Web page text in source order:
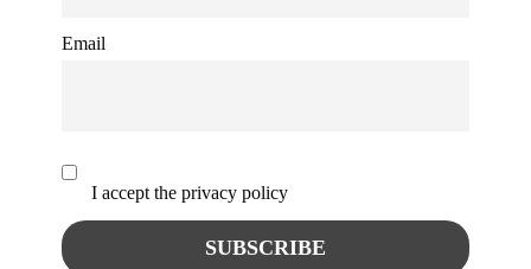
Email
I accept the privacy policy